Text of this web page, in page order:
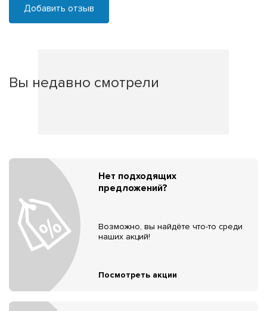
Добавить отзыв
Вы недавно смотрели
Нет подходящих
предложений?
Возможно, вы найдёте что-то среди
наших акций!
Посмотреть акции